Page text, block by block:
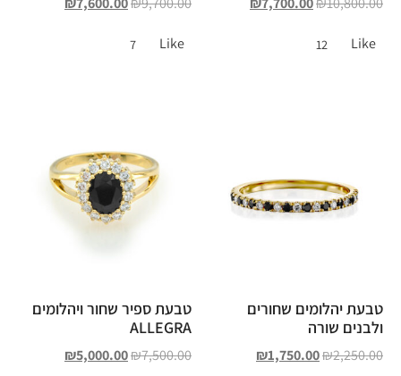
Like
12
Like
7
טבעת יהלומים שחורים
ולבנים שורה
₪2,250.00
₪1,750.00
טבעת ספיר שחור ויהלומים
ALLEGRA
₪7,500.00
₪5,000.00